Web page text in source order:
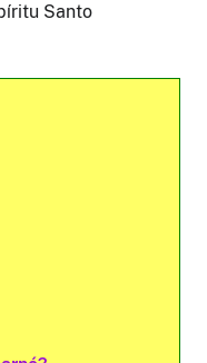
Santo